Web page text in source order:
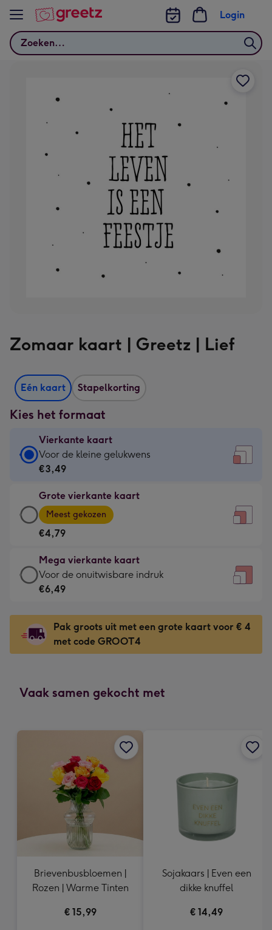
Bekijk meer
Zoeken
Login
Zomaar kaart | Greetz | Lief
Eén kaart Stapelkorting
Kies het formaat
Vierkante kaart
Vierkante
kaart
€3,49
-
Voor
kleine
gelukwens
-
130
x
130
mm
Voor de kleine gelukwens
€3,49
Grote vierkante kaart
Grote
vierkante
kaart
-
€4,79
-
Meest
-
Dimensions:
167
mm
Meest gekozen
€4,79
Mega vierkante kaart
Mega
vierkante
-
€6,49
-
onuitwisbare
Dimensions:
240
mm
Voor de onuitwisbare indruk
€6,49
Pak groots uit met een grote kaart voor € 4
met code GROOT4
Vaak samen gekocht met
Brievenbusbloemen |
Rozen | Warme Tinten
€ 15,99
Sojakaars | Even een
dikke knuffel
€ 14,49